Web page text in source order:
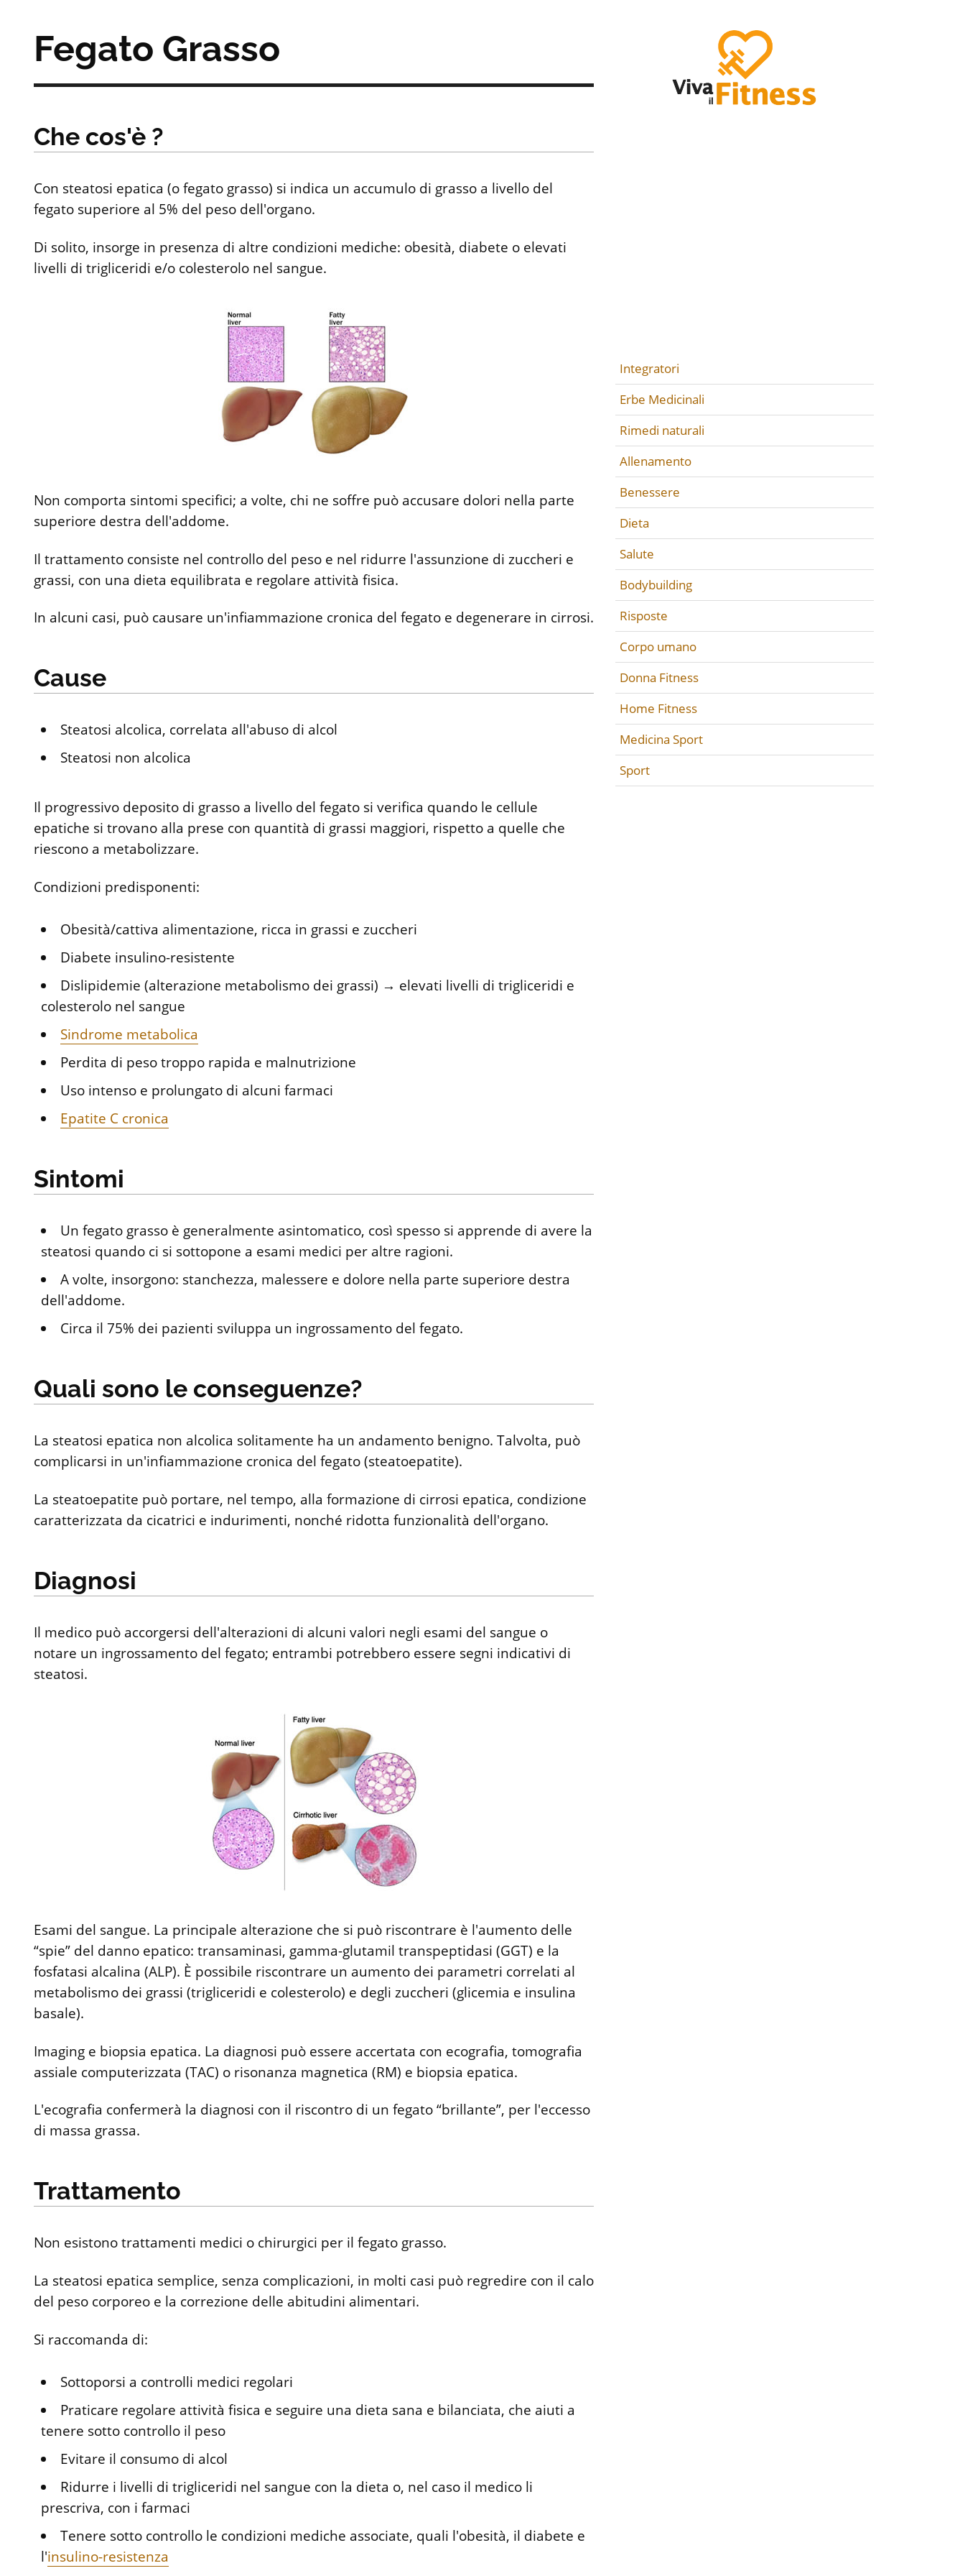
Fegato Grasso
Che cos'è ?
Con steatosi epatica (o fegato grasso) si indica un accumulo di grasso a livello del
fegato superiore al 5% del peso dell'organo.
Di solito, insorge in presenza di altre condizioni mediche: obesità, diabete o elevati
livelli di trigliceridi e/o colesterolo nel sangue.
Non comporta sintomi specifici; a volte, chi ne soffre può accusare dolori nella parte
superiore destra dell'addome.
Il trattamento consiste nel controllo del peso e nel ridurre l'assunzione di zuccheri e
grassi, con una dieta equilibrata e regolare attività fisica.
In alcuni casi, può causare un'infiammazione cronica del fegato e degenerare in cirrosi.
Cause
Steatosi alcolica, correlata all'abuso di alcol
Steatosi non alcolica
Il progressivo deposito di grasso a livello del fegato si verifica quando le cellule
epatiche si trovano alla prese con quantità di grassi maggiori, rispetto a quelle che
riescono a metabolizzare.
Condizioni predisponenti:
Obesità/cattiva alimentazione, ricca in grassi e zuccheri
Diabete insulino-resistente
Dislipidemie (alterazione metabolismo dei grassi) → elevati livelli di trigliceridi e
colesterolo nel sangue
Sindrome metabolica
Perdita di peso troppo rapida e malnutrizione
Uso intenso e prolungato di alcuni farmaci
Epatite C cronica
Sintomi
Un fegato grasso è generalmente asintomatico, così spesso si apprende di avere la
steatosi quando ci si sottopone a esami medici per altre ragioni.
A volte, insorgono: stanchezza, malessere e dolore nella parte superiore destra
dell'addome.
Circa il 75% dei pazienti sviluppa un ingrossamento del fegato.
Quali sono le conseguenze?
La steatosi epatica non alcolica solitamente ha un andamento benigno. Talvolta, può
complicarsi in un'infiammazione cronica del fegato (steatoepatite).
La steatoepatite può portare, nel tempo, alla formazione di cirrosi epatica, condizione
caratterizzata da cicatrici e indurimenti, nonché ridotta funzionalità dell'organo.
Diagnosi
Il medico può accorgersi dell'alterazioni di alcuni valori negli esami del sangue o
notare un ingrossamento del fegato; entrambi potrebbero essere segni indicativi di
steatosi.
Esami del sangue. La principale alterazione che si può riscontrare è l'aumento delle
“spie” del danno epatico: transaminasi, gamma-glutamil transpeptidasi (GGT) e la
fosfatasi alcalina (ALP). È possibile riscontrare un aumento dei parametri correlati al
metabolismo dei grassi (trigliceridi e colesterolo) e degli zuccheri (glicemia e insulina
basale).
Imaging e biopsia epatica. La diagnosi può essere accertata con ecografia, tomografia
assiale computerizzata (TAC) o risonanza magnetica (RM) e biopsia epatica.
L'ecografia confermerà la diagnosi con il riscontro di un fegato “brillante”, per l'eccesso
di massa grassa.
Trattamento
Non esistono trattamenti medici o chirurgici per il fegato grasso.
La steatosi epatica semplice, senza complicazioni, in molti casi può regredire con il calo
del peso corporeo e la correzione delle abitudini alimentari.
Si raccomanda di:
Sottoporsi a controlli medici regolari
Praticare regolare attività fisica e seguire una dieta sana e bilanciata, che aiuti a
tenere sotto controllo il peso
Evitare il consumo di alcol
Ridurre i livelli di trigliceridi nel sangue con la dieta o, nel caso il medico li
prescriva, con i farmaci
Tenere sotto controllo le condizioni mediche associate, quali l'obesità, il diabete e
l'insulino-resistenza
Integratori
Erbe Medicinali
Rimedi naturali
Allenamento
Benessere
Dieta
Salute
Bodybuilding
Risposte
Corpo umano
Donna Fitness
Home Fitness
Medicina Sport
Sport